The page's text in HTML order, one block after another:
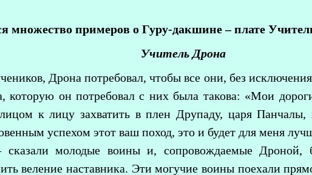
множество примеров о Гуру-дакшине – плате
Учитель Дрона
Дрона потребовал, чтобы все они, без
которую он потребовал с них была такова: «Мои
к лицу захватить в плен Друпаду, царя
успехом этот ваш поход, это и будет для меня
молодые воины и, сопровождаемые Дроной,
веление наставника. Эти могучие воины поехали